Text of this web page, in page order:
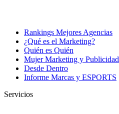
Rankings Mejores Agencias
¿Qué es el Marketing?
Quién es Quién
Mujer Marketing y Publicidad
Desde Dentro
Informe Marcas y ESPORTS
Servicios